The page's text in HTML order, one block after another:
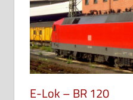
E-Lok – BR 120